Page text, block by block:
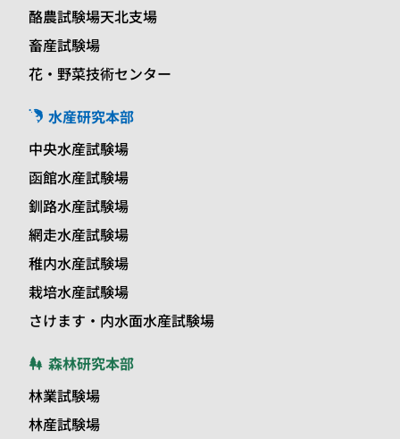
酪農試験場天北支場
畜産試験場
花・野菜技術センター
水産研究本部
中央水産試験場
函館水産試験場
釧路水産試験場
網走水産試験場
稚内水産試験場
栽培水産試験場
さけます・内水面水産試験場
森林研究本部
林業試験場
林産試験場